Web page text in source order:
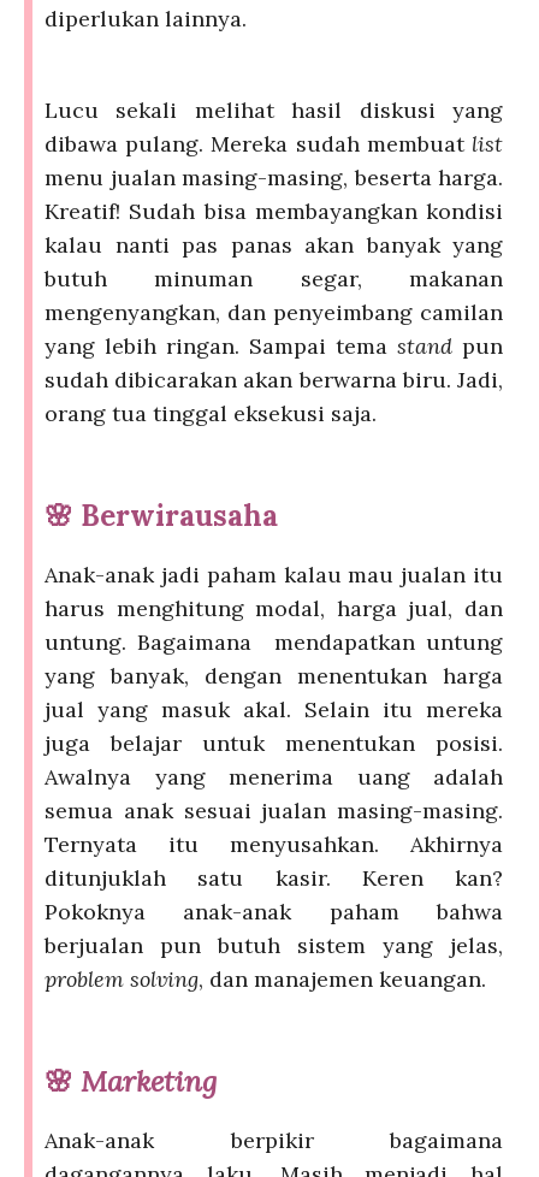
diperlukan lainnya.
Lucu sekali melihat hasil diskusi yang
dibawa pulang. Mereka sudah membuat list
menu jualan masing-masing, beserta harga.
Kreatif! Sudah bisa membayangkan kondisi
kalau nanti pas panas akan banyak yang
butuh minuman segar, makanan
mengenyangkan, dan penyeimbang camilan
yang lebih ringan. Sampai tema stand pun
sudah dibicarakan akan berwarna biru. Jadi,
orang tua tinggal eksekusi saja.
🌸 Berwirausaha
Anak-anak jadi paham kalau mau jualan itu
harus menghitung modal, harga jual, dan
untung. Bagaimana mendapatkan untung
yang banyak, dengan menentukan harga
jual yang masuk akal. Selain itu mereka
juga belajar untuk menentukan posisi.
Awalnya yang menerima uang adalah
semua anak sesuai jualan masing-masing.
Ternyata itu menyusahkan. Akhirnya
ditunjuklah satu kasir. Keren kan?
Pokoknya anak-anak paham bahwa
berjualan pun butuh sistem yang jelas,
problem solving, dan manajemen keuangan.
🌸 Marketing
Anak-anak berpikir bagaimana